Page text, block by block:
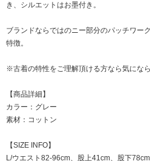
き、シルエットはお墨付き。
ブランドならではのニー部分のパッチワー
特徴。
※古着の特性をご理解頂ける方なら気にな
【商品詳細】
カラー：グレー
素材：コットン
【SIZE INFO】
L/ウエスト82-96cm、股上41cm、股下